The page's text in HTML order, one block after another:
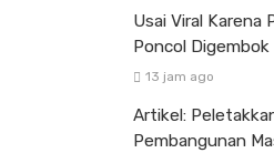
Usai Viral Karena
Poncol Digembok
13 jam ago
Artikel:
Pembangunan